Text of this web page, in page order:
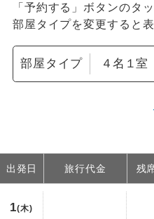
「予約する」ボタンのタ
部屋タイプを変更すると
部屋タイプ
出発日 旅行代金 残
1(木)